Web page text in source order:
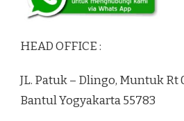
HEAD OFFICE :
JL. Patuk – Dlingo, Muntuk
Bantul Yogyakarta 55783